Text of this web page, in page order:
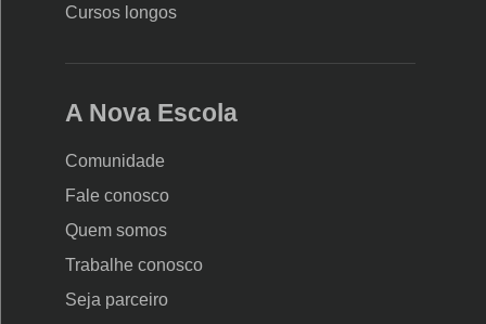
Cursos longos
A Nova Escola
Comunidade
Fale conosco
Quem somos
Trabalhe conosco
Seja parceiro